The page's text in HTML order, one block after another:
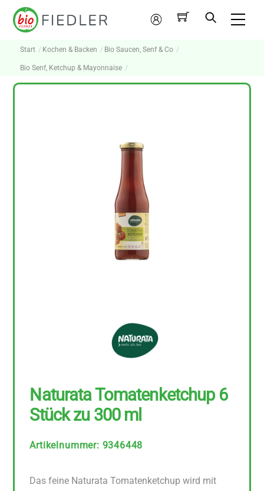
Skip
Mein
Konto
Start Kochen & Backen Bio Saucen, Senf & Co
Bio Senf, Ketchup & Mayonnaise
Naturata Tomatenketchup 6
Stück zu 300 ml
Artikelnummer: 9346448
Das feine Naturata Tomatenketchup wird mit